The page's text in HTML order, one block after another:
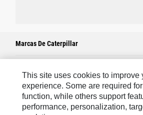
Marcas De Caterpillar
Caterpillar.com
Comuníquese Con Caterpillar
This site uses cookies to improve
experience. Some are required
function, while others support
performance, personalization,